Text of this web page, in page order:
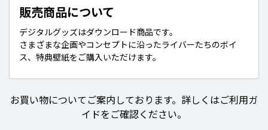
販売商品について
デジタルグッズはダウンロード商品です。
さまざまな企画やコンセプトに沿ったライバーたちのボイ
ス、特典壁紙をご購入いただけます。
お買い物についてご案内しております。詳しくはご利用ガ
イドをご確認ください。